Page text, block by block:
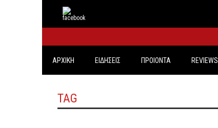
ΑΡΧΙΚΗ ΕΙΔΗΣΕΙΣ ΠΡΟΙΟΝΤΑ REVIEWS
TAG